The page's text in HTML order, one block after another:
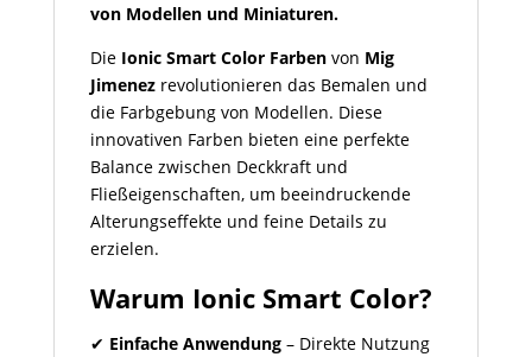
von Modellen und Miniaturen.
Die Ionic Smart Color Farbenvon Mig
Jimenezrevolutionieren das Bemalen und
die Farbgebung von Modellen. Diese
innovativen Farben bieten eine perfekte
Balance zwischen Deckkraft und
Fließeigenschaften, um beeindruckende
Alterungseffekte und feine Details zu
erzielen.
Warum Ionic Smart Color?
✔ Einfache Anwendung– Direkte Nutzung